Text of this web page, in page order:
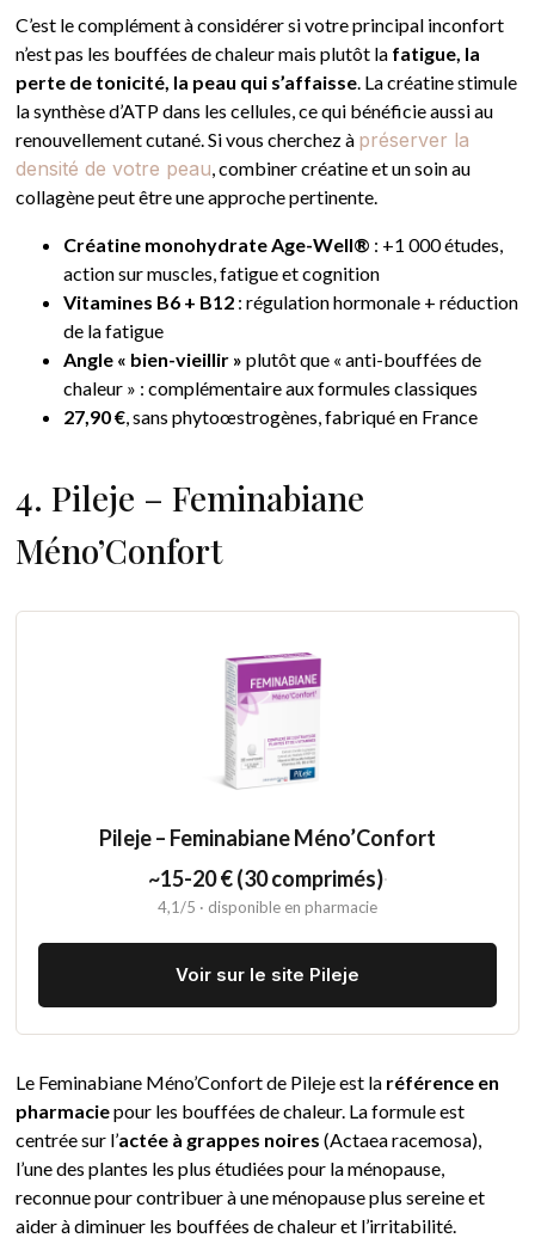
C’est le complément à considérer si votre principal inconfort
n’est pas les bouffées de chaleur mais plutôt la fatigue, la
perte de tonicité, la peau qui s’affaisse. La créatine stimule
la synthèse d’ATP dans les cellules, ce qui bénéficie aussi au
renouvellement cutané. Si vous cherchez à préserver la
densité de votre peau, combiner créatine et un soin au
collagène peut être une approche pertinente.
Créatine monohydrate Age-Well® : +1 000 études,
action sur muscles, fatigue et cognition
Vitamines B6 + B12 : régulation hormonale + réduction
de la fatigue
Angle « bien-vieillir » plutôt que « anti-bouffées de
chaleur » : complémentaire aux formules classiques
27,90 €, sans phytoœstrogènes, fabriqué en France
4. Pileje – Feminabiane
Méno’Confort
Pileje – Feminabiane Méno’Confort
~15-20 € (30 comprimés)·
4,1/5 · disponible en pharmacie
Voir sur le site Pileje
Le Feminabiane Méno’Confort de Pileje est la référence en
pharmaciepour les bouffées de chaleur. La formule est
centrée sur l’actée à grappes noires (Actaea racemosa),
l’une des plantes les plus étudiées pour la ménopause,
reconnue pour contribuer à une ménopause plus sereine et
aider à diminuer les bouffées de chaleur et l’irritabilité.